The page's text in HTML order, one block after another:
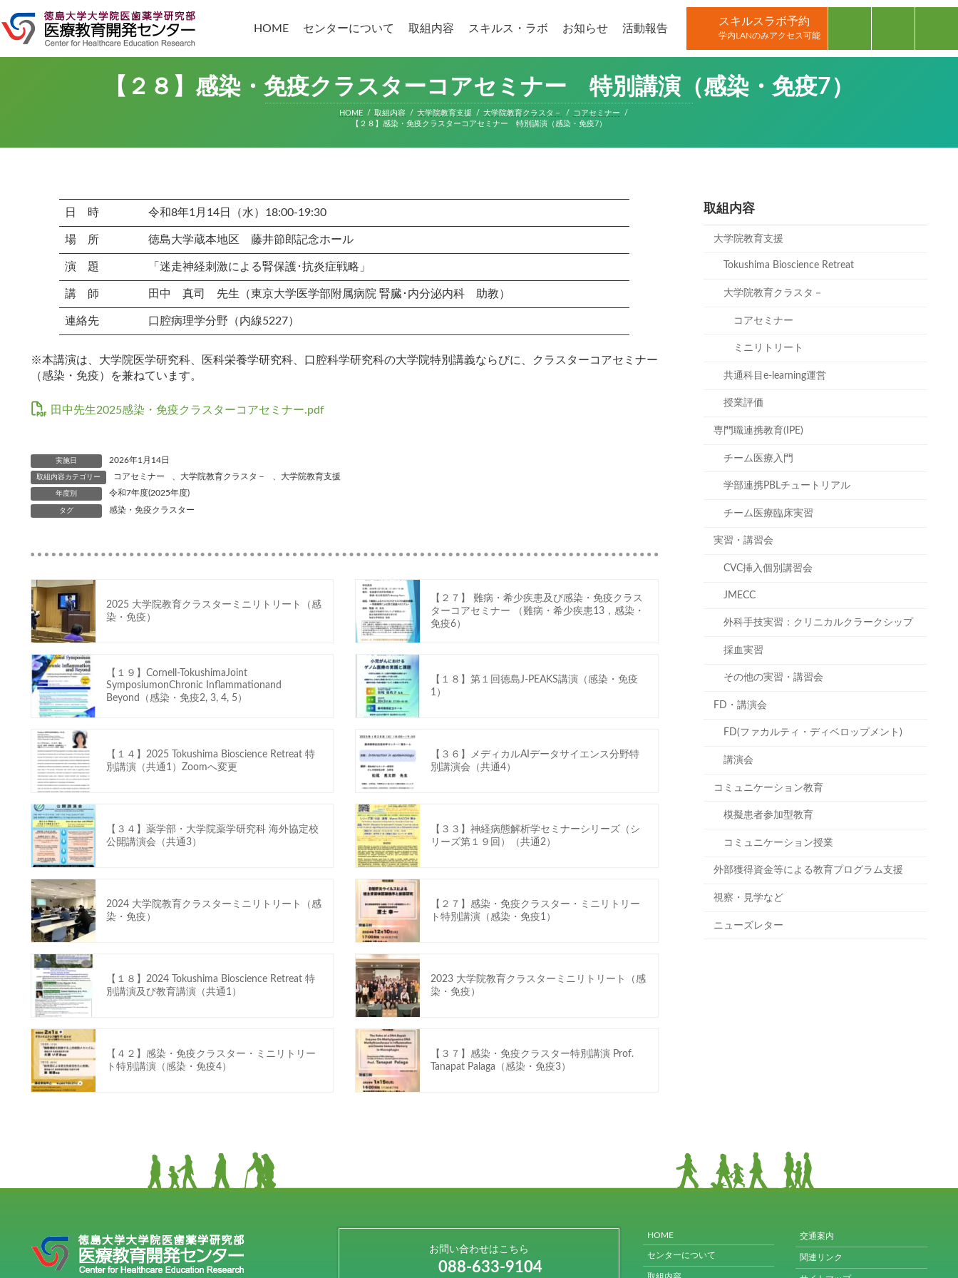
ン
テ
ビ
ゲ
HOME センターについて 取組内容 スキルス・ラボ お知らせ 活動報告
スキルスラボ予約
学内LANのみアクセス可能
【２８】感染・免疫クラスターコアセミナー 特別講演（感染・免疫7）
HOME 取組内容 大学院教育支援 大学院教育クラスタ－
コアセミナー
【２８】感染・免疫クラスターコアセミナー 特別講演（感染・免疫7）
日 時 令和8年1月14日（水）18:00-19:30
場 所 徳島大学蔵本地区 藤井節郎記念ホール
演 題 「迷走神経刺激による腎保護･抗炎症戦略」
講 師 田中 真司 先生（東京大学医学部附属病院 腎臓･内分泌内科 助教）
連絡先 口腔病理学分野（内線5227）
※本講演は、大学院医学研究科、医科栄養学研究科、口腔科学研究科の大学院特別講義ならびに、クラスターコアセミナー
（感染・免疫）を兼ねています。
田中先生2025感染・免疫クラスターコアセミナー.pdf
実施日 2026年1月14日
取組内容カテゴリー コアセミナー 大学院教育クラスタ－ 大学院教育支援
年度別 令和7年度(2025年度)
タグ 感染・免疫クラスター
2025 大学院教育クラスターミニリトリート（感
染・免疫）
【２７】 難病・希少疾患及び感染・免疫クラス
ターコアセミナー （難病・希少疾患13，感染・
免疫6）
【１９】Cornell-TokushimaJoint
SymposiumonChronic Inflammationand
Beyond（感染・免疫2, 3, 4, 5）
【１８】第１回徳島J-PEAKS講演（感染・免疫
1）
【１４】2025 Tokushima Bioscience Retreat 特
別講演（共通1）Zoomへ変更
【３６】メディカルAIデータサイエンス分野特
別講演会（共通4）
【３４】薬学部・大学院薬学研究科 海外協定校
公開講演会（共通3）
【３３】神経病態解析学セミナーシリーズ（シ
リーズ第１９回）（共通2）
2024 大学院教育クラスターミニリトリート（感
染・免疫）
【２７】感染・免疫クラスター・ミニリトリー
ト特別講演（感染・免疫1）
【１８】2024 Tokushima Bioscience Retreat 特
別講演及び教育講演（共通1）
2023 大学院教育クラスターミニリトリート（感
染・免疫）
【４２】感染・免疫クラスター・ミニリトリー
ト特別講演（感染・免疫4）
【３７】感染・免疫クラスター特別講演 Prof.
Tanapat Palaga（感染・免疫3）
取組内容
大学院教育支援
Tokushima Bioscience Retreat
大学院教育クラスタ－
コアセミナー
ミニリトリート
共通科目e-learning運営
授業評価
専門職連携教育(IPE)
チーム医療入門
学部連携PBLチュートリアル
チーム医療臨床実習
実習・講習会
CVC挿入個別講習会
JMECC
外科手技実習：クリニカルクラークシップ
採血実習
その他の実習・講習会
FD・講演会
FD(ファカルティ・ディベロップメント)
講演会
コミュニケーション教育
模擬患者参加型教育
コミュニケーション授業
外部獲得資金等による教育プログラム支援
視察・見学など
ニューズレター
お問い合わせはこちら
088-633-9104
HOME
センターについて
交通案内
関連リンク